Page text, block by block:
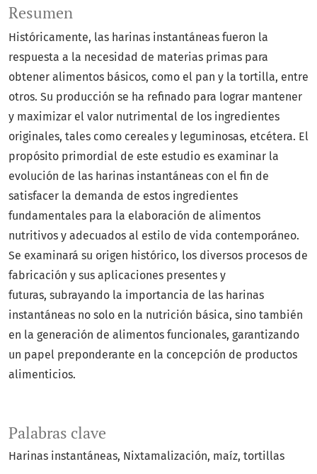
Palabras clave
Harinas instantáneas Nixtamalización maíz tortillas
Resumen
Históricamente, las harinas instantáneas fueron la
respuesta a la necesidad de materias primas para
obtener alimentos básicos, como el pan y la tortilla, entre
otros. Su producción se ha refinado para lograr mantener
y maximizar el valor nutrimental de los ingredientes
originales, tales como cereales y leguminosas, etcétera. El
propósito primordial de este estudio es examinar la
evolución de las harinas instantáneas con el fin de
satisfacer la demanda de estos ingredientes
fundamentales para la elaboración de alimentos
nutritivos y adecuados al estilo de vida contemporáneo.
Se examinará su origen histórico, los diversos procesos de
fabricación y sus aplicaciones presentes y
futuras, subrayando la importancia de las harinas
instantáneas no solo en la nutrición básica, sino también
en la generación de alimentos funcionales, garantizando
un papel preponderante en la concepción de productos
alimenticios.